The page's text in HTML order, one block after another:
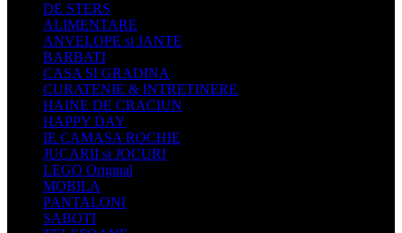
DE STERS
ALIMENTARE
ANVELOPE si JANTE
BARBATI
CASA SI GRADINA
CURATENIE & INTRETINERE
HAINE DE CRACIUN
HAPPY DAY
IE CAMASA ROCHIE
JUCARII si JOCURI
LEGO Original
MOBILA
PANTALONI
SABOTI